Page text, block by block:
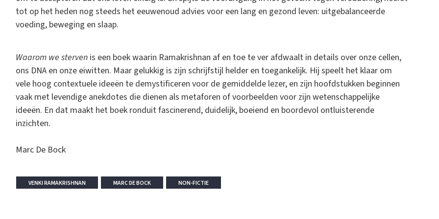
tot op het heden nog steeds het eeuwenoud advies voor een lang en gezond leven: uitgebalanceerde
voeding, beweging en slaap.
Waarom we sterven is een boek waarin Ramakrishnan af en toe te ver afdwaalt in details over onze cellen,
ons DNA en onze eiwitten. Maar gelukkig is zijn schrijfstijl helder en toegankelijk. Hij speelt het klaar om
vele hoog contextuele ideeën te demystificeren voor de gemiddelde lezer, en zijn hoofdstukken beginnen
vaak met levendige anekdotes die dienen als metaforen of voorbeelden voor zijn wetenschappelijke
ideeën. En dat maakt het boek ronduit fascinerend, duidelijk, boeiend en boordevol ontluisterende
inzichten.
Marc De Bock
VENKI RAMAKRISHNAN MARC DE BOCK NON-FICTIE